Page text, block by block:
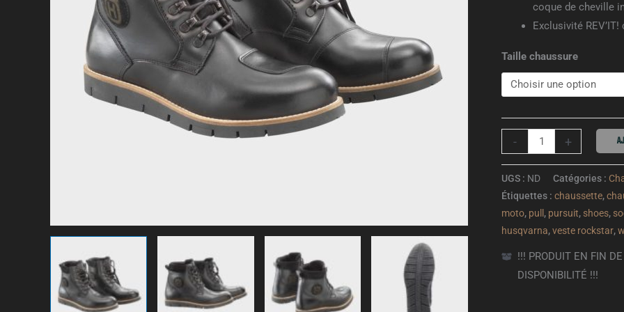
coque de cheville
Exclusivité
Taille chaussure
- +
UGS : ND Catégories :
Étiquettes : chaussette,
moto, pull , pursuit, shoes,
husqvarna,veste rockstar,
!!! PRODUIT EN FIN
DISPONIBILITÉ !!!